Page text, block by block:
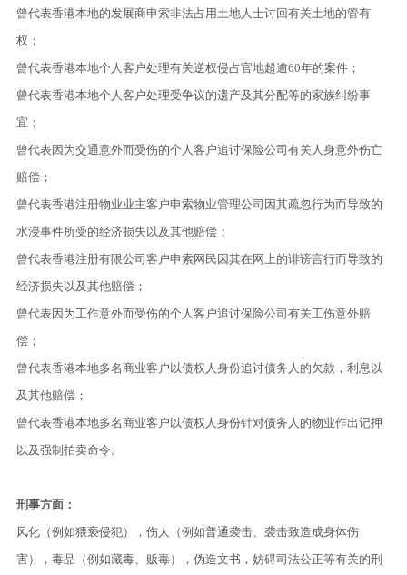
曾代表香港本地的发展商申索非法占用土地人士讨回有关土地的管有
权；
曾代表香港本地个人客户处理有关逆权侵占官地超逾60年的案件；
曾代表香港本地个人客户处理受争议的遗产及其分配等的家族纠纷事
宜；
曾代表因为交通意外而受伤的个人客户追讨保险公司有关人身意外伤亡
赔偿；
曾代表香港注册物业业主客户申索物业管理公司因其疏忽行为而导致的
水浸事件所受的经济损失以及其他赔偿；
曾代表香港注册有限公司客户申索网民因其在网上的诽谤言行而导致的
经济损失以及其他赔偿；
曾代表因为工作意外而受伤的个人客户追讨保险公司有关工伤意外赔
偿；
曾代表香港本地多名商业客户以债权人身份追讨债务人的欠款，利息以
及其他赔偿；
曾代表香港本地多名商业客户以债权人身份针对债务人的物业作出记押
以及强制拍卖命令。
刑事方面：
风化（例如猥亵侵犯），伤人（例如普通袭击、袭击致造成身体伤
害），毒品（例如藏毒、贩毒），伪造文书，妨碍司法公正等有关的刑